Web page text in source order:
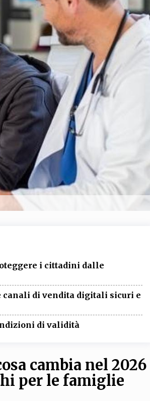
TEAM
SCIENTIFICO AUTORI FOTOGRAFI
EXTRA
RUBRICHE LIBRI PROCEEDINGS PUBBLICITÀ
SOCIAL MEDIA
i cittadini dalle
canali di vendita digitali sicuri e
di validità
cambia nel 2026
per le famiglie